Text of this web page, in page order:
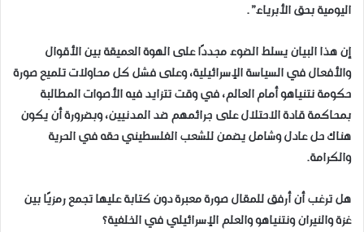
اليومية بحق الأبرياء”.
إن هذا البيان يسلط الضوء مجددًا على الهوة العميقة بين الأقوال
والأفعال في السياسة الإسرائيلية، وعلى فشل كل محاولات تلميع صورة
حكومة نتنياهو أمام العالم، في وقت تتزايد فيه الأصوات المطالبة
بمحاكمة قادة الاحتلال على جرائمهم ضد المدنيين، وبضرورة أن يكون
هناك حل عادل وشامل يضمن للشعب الفلسطيني حقه في الحرية
والكرامة.
هل ترغب أن أرفق للمقال صورة معبرة دون كتابة عليها تجمع رمزيًا بين
غزة والنيران ونتنياهو والعلم الإسرائيلي في الخلفية؟